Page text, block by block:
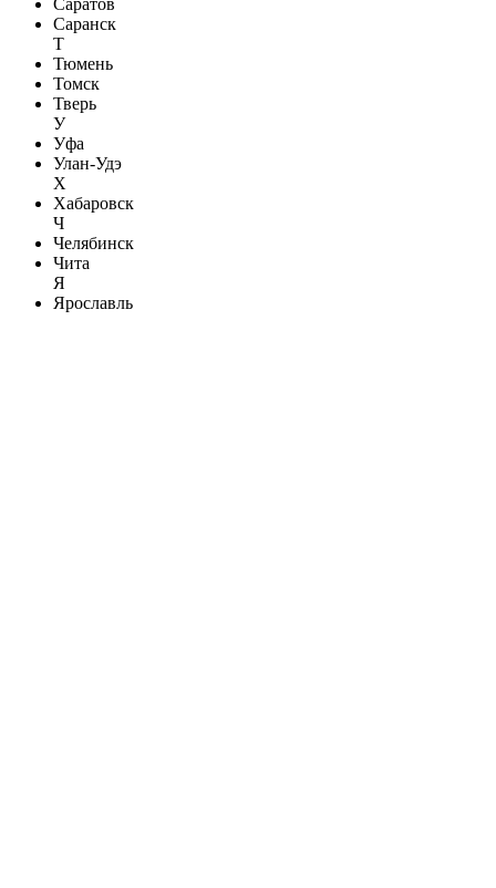
Саратов
Саранск
Т
Тюмень
Томск
Тверь
У
Уфа
Улан-Удэ
Х
Хабаровск
Ч
Челябинск
Чита
Я
Ярославль